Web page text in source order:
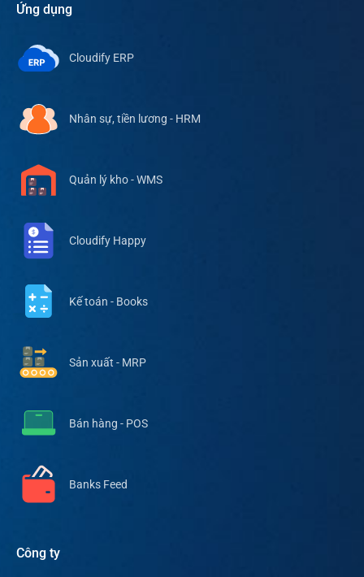
Ứng dụng
Cloudify ERP
Nhân sự, tiền lương - HRM
Quản lý kho - WMS
Cloudify Happy
Kế toán - Books
Sản xuất - MRP
Bán hàng - POS
Banks Feed
Công ty